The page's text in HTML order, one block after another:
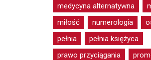
medycyna alternatywna
miłość
numerologia
pełnia
pełnia księżyca
prawo przyciągania